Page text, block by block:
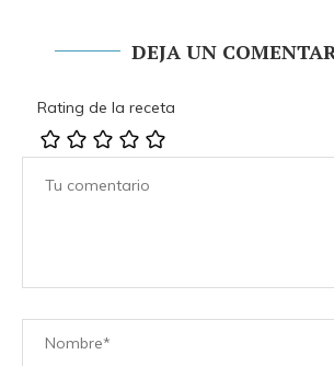
DEJA UN
Rating de la receta